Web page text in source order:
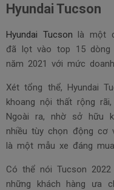
Hyundai Tucson
Hyundai Tucson là một
đã lọt vào top 15 dòng
năm 2021 với mức
Xét tổng thể, Hyundai
khoang nội thất rộng
Ngoài ra, nhờ sở hữu
nhiều tùy chọn động cơ
là một mẫu xe đáng
Có thể nói Tucson
những khách hàng ưa